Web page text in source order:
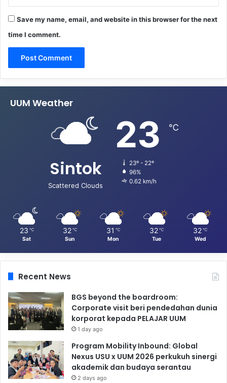
Save my name, email, and website in this browser for the next
time I comment.
UUM Weather
Sintok
Scattered Clouds
23 ℃
23º - 22º
96%
0.62 km/h
23 ℃
Sat
32 ℃
Sun
31 ℃
Mon
32 ℃
Tue
32 ℃
Wed
Recent News
BGS beyond the boardroom:
Corporate visit beri pendedahan dunia
korporat kepada PELAJAR UUM
1 day ago
Program Mobility Inbound: Global
Nexus USU x UUM 2026 perkukuh sinergi
akademik dan budaya serantau
2 days ago